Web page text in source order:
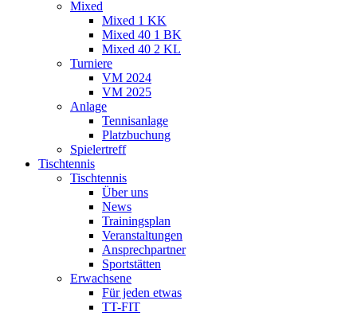
Mixed
Mixed 1 KK
Mixed 40 1 BK
Mixed 40 2 KL
Turniere
VM 2024
VM 2025
Anlage
Tennisanlage
Platzbuchung
Spielertreff
Tischtennis
Tischtennis
Über uns
News
Trainingsplan
Veranstaltungen
Ansprechpartner
Sportstätten
Erwachsene
Für jeden etwas
TT-FIT